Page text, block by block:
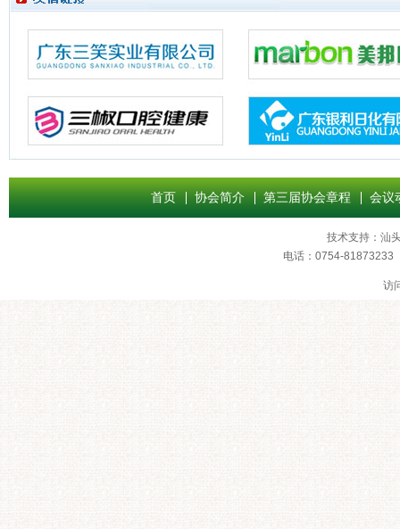
首页 协会简介 第三届协会章程 会议
技术支持： 汕
电话：0754-81873233
访